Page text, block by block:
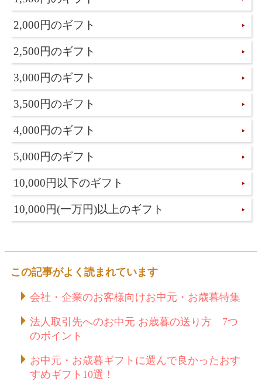
2,000円のギフト
2,500円のギフト
3,000円のギフト
3,500円のギフト
4,000円のギフト
5,000円のギフト
10,000円以下のギフト
10,000円(一万円)以上のギフト
この記事がよく読まれています
会社・企業のお客様向けお中元・お歳暮特集
法人取引先へのお中元 お歳暮の送り方 7つ
のポイント
お中元・お歳暮ギフトに選んで良かったおす
すめギフト10選！